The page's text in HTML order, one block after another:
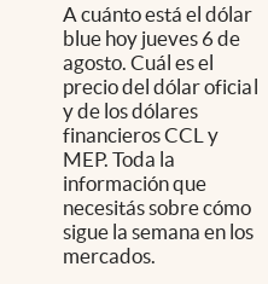
A cuánto está el dólar
blue hoy jueves 6 de
agosto. Cuál es el
precio del dólar oficial
y de los dólares
financieros CCL y
MEP. Toda la
información que
necesitás sobre cómo
sigue la semana en los
mercados.